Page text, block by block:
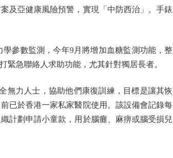
及亞健康風險預警，實現「中防西治」。手錶
參數監測，今年9月將增加血糖監測功能，整
急聯絡人求助功能，尤其針對獨居長者。
力人士，協助他們康復訓練，目標是讓其恢
已於香港一家私家醫院使用。該設備會記錄每
計劃申請小童款，用於腦癱、麻痹或腦受損兒